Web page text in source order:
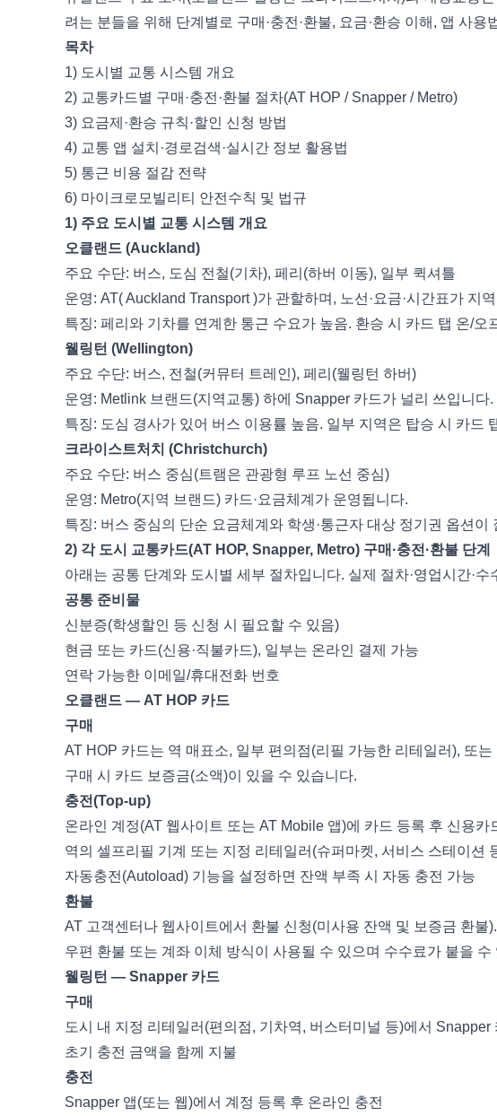
려는 분들을 위해 단계별로 구매·충전·환불, 요금·환승 이해, 앱 사
목차
1) 도시별 교통 시스템 개요
2) 교통카드별 구매·충전·환불 절차(AT HOP / Snapper / Metro)
3) 요금제·환승 규칙·할인 신청 방법
4) 교통 앱 설치·경로검색·실시간 정보 활용법
5) 통근 비용 절감 전략
6) 마이크로모빌리티 안전수칙 및 법규
1) 주요 도시별 교통 시스템 개요
오클랜드 (Auckland)
주요 수단: 버스, 도심 전철(기차), 페리(하버 이동), 일부 퀵셔틀
운영: AT( Auckland Transport )가 관할하며, 노선·요금·시간표가 지
특징: 페리와 기차를 연계한 통근 수요가 높음. 환승 시 카드 탭 온/오
웰링턴 (Wellington)
주요 수단: 버스, 전철(커뮤터 트레인), 페리(웰링턴 하버)
운영: Metlink 브랜드(지역교통) 하에 Snapper 카드가 널리 쓰입니다.
특징: 도심 경사가 있어 버스 이용률 높음. 일부 지역은 탑승 시 카드
크라이스트처치 (Christchurch)
주요 수단: 버스 중심(트램은 관광형 루프 노선 중심)
운영: Metro(지역 브랜드) 카드·요금체계가 운영됩니다.
특징: 버스 중심의 단순 요금체계와 학생·통근자 대상 정기권 옵션이
2) 각 도시 교통카드(AT HOP, Snapper, Metro) 구매·충전·환불 단계
아래는 공통 단계와 도시별 세부 절차입니다. 실제 절차·영업시간·
공통 준비물
신분증(학생할인 등 신청 시 필요할 수 있음)
현금 또는 카드(신용·직불카드), 일부는 온라인 결제 가능
연락 가능한 이메일/휴대전화 번호
오클랜드 — AT HOP 카드
구매
AT HOP 카드는 역 매표소, 일부 편의점(리필 가능한 리테일러), 또
구매 시 카드 보증금(소액)이 있을 수 있습니다.
충전(Top-up)
온라인 계정(AT 웹사이트 또는 AT Mobile 앱)에 카드 등록 후 신용카
역의 셀프리필 기계 또는 지정 리테일러(슈퍼마켓, 서비스 스테이션
자동충전(Autoload) 기능을 설정하면 잔액 부족 시 자동 충전 가능
환불
AT 고객센터나 웹사이트에서 환불 신청(미사용 잔액 및 보증금 환불
우편 환불 또는 계좌 이체 방식이 사용될 수 있으며 수수료가 붙을 수
웰링턴 — Snapper 카드
구매
도시 내 지정 리테일러(편의점, 기차역, 버스터미널 등)에서 Snapper
초기 충전 금액을 함께 지불
충전
Snapper 앱(또는 웹)에서 계정 등록 후 온라인 충전